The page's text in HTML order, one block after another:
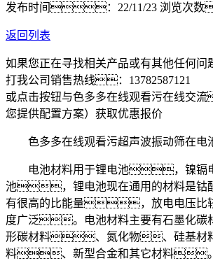
发布时间：22/11/23 浏览次
返回列表
如果您正在寻找相关产品或有其他任何
打我公司销售热线： 13782587121
或点击按钮与色多多在线观看污在线
您提供配置方案） 获取优惠报价
色多多在线观看污超声波振动筛在电
电池材料用于锂电池，镍镉
池，锂电池现在通用的材料是钴
有很高的比能量，放电电压比
度广泛。电池材料主要有石墨化
形碳材料、氮化物、硅基
料、新型合金和其它材料。